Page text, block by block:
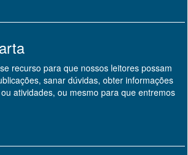
recurso para que nossos leitores possam
sanar dúvidas, obter informações
atividades, ou mesmo para que entremos